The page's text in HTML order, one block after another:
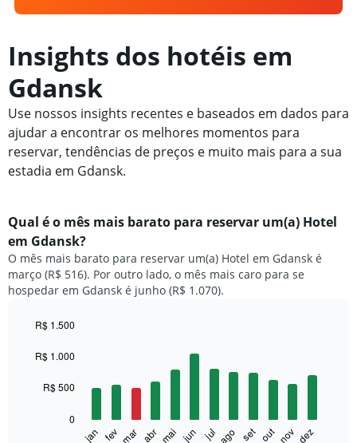
Insights dos hotéis em
Gdansk
Use nossos insights recentes e baseados em dados para
ajudar a encontrar os melhores momentos para
reservar, tendências de preços e muito mais para a sua
estadia em Gdansk.
Qual é o mês mais barato para reservar um(a) Hotel
em Gdansk?
O mês mais barato para reservar um(a) Hotel em Gdansk é
março (R$ 516). Por outro lado, o mês mais caro para se
hospedar em Gdansk é junho (R$ 1.070).
chart
bars.
graphic.
jan fev mar abr mai jun jul ago set out nov dez
0
R$ 500
R$ 1.000
R$ 1.500